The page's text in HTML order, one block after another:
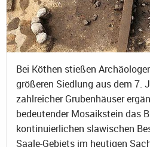
Bei Köthen stießen
größeren Siedlung aus dem 7.
zahlreicher Grubenhäuser
bedeutender Mosaikstein das
kontinuierlichen slawischen
Saale-Gebiets im heutigen